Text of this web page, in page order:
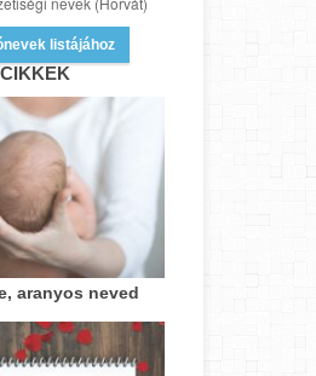
listájához
aranyos neved